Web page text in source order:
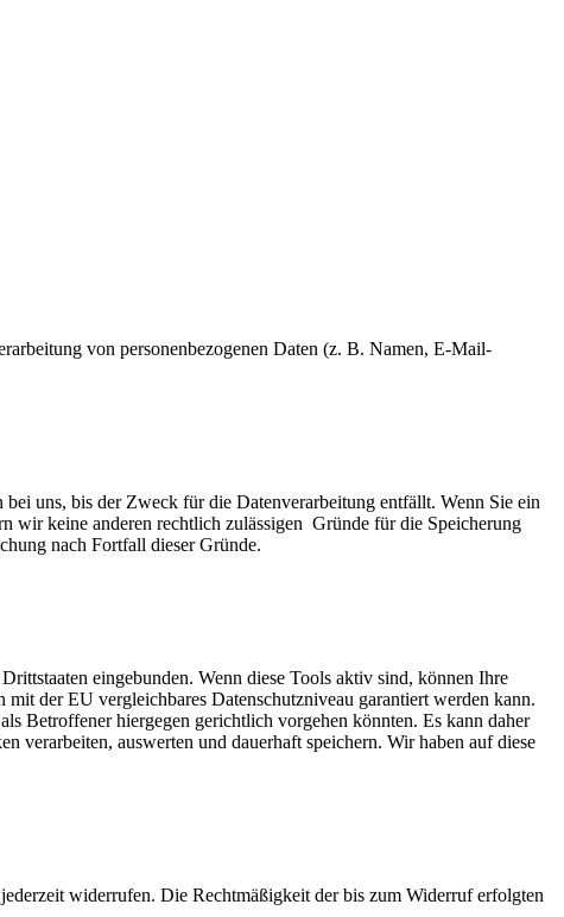
von personenbezogenen Daten (z. B. Namen, E-Mail-
uns, bis der Zweck für die Datenverarbeitung entfällt. Wenn Sie ein
wir keine anderen rechtlich zulässigen Gründe für die Speicherung
nach Fortfall dieser Gründe.
eingebunden. Wenn diese Tools aktiv sind, können Ihre
der EU vergleichbares Datenschutzniveau garantiert werden kann.
Betroffener hiergegen gerichtlich vorgehen könnten. Es kann daher
verarbeiten, auswerten und dauerhaft speichern. Wir haben auf diese
widerrufen. Die Rechtmäßigkeit der bis zum Widerruf erfolgten